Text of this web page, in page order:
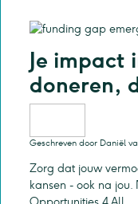
Je impact
doneren,
Geschreven door Daniël
Zorg dat jouw
kansen - ook na jou.